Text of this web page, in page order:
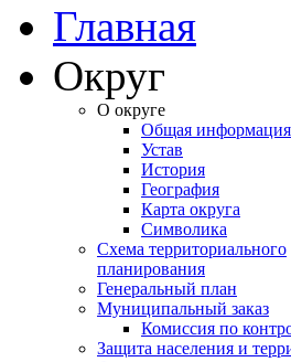
Главная
Округ
О округе
Общая информация
Устав
История
География
Карта округа
Символика
Схема территориального
планирования
Генеральный план
Муниципальный заказ
Комиссия по
Защита населения и